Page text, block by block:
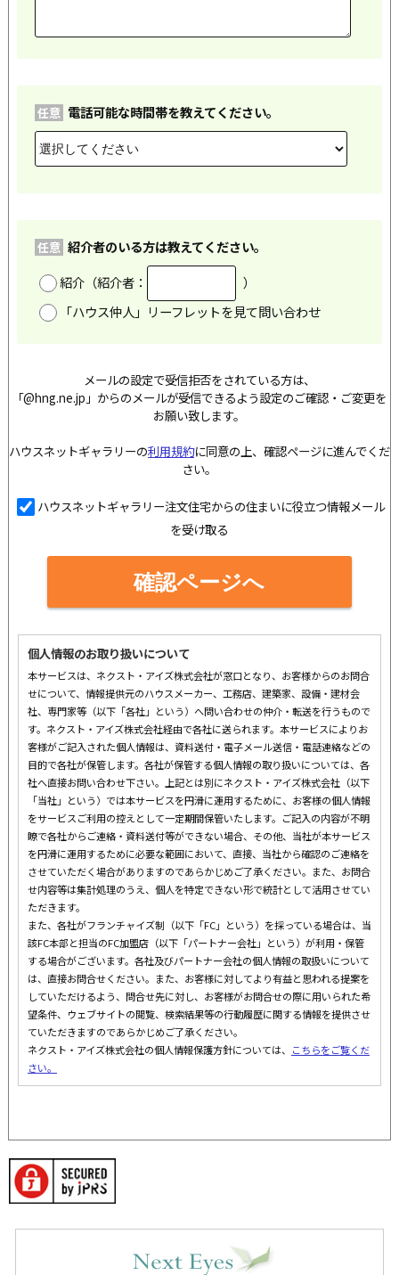
任意 電話可能な時間帯を教えてください。
任意 紹介者のいる方は教えてください。
紹介（紹介者：
）
「ハウス仲人」リーフレットを見て問い合わせ
メールの設定で受信拒否をされている方は、
「@hng.ne.jp」からのメールが受信できるよう設定のご確認・ご変更を
お願い致します。
ハウスネットギャラリーの利用規約に同意の上、確認ページに進んでくだ
さい。
ハウスネットギャラリー注文住宅からの住まいに役立つ情報メール
を受け取る
確認ページへ
個人情報のお取り扱いについて
本サービスは、ネクスト・アイズ株式会社が窓口となり、お客様からのお問合
せについて、情報提供元のハウスメーカー、工務店、建築家、設備・建材会
社、専門家等（以下「各社」という）へ問い合わせの仲介・転送を行うもので
す。ネクスト・アイズ株式会社経由で各社に送られます。本サービスによりお
客様がご記入された個人情報は、資料送付・電子メール送信・電話連絡などの
目的で各社が保管します。各社が保管する個人情報の取り扱いについては、各
社へ直接お問い合わせ下さい。上記とは別にネクスト・アイズ株式会社（以下
「当社」という）では本サービスを円滑に運用するために、お客様の個人情報
をサービスご利用の控えとして一定期間保管いたします。ご記入の内容が不明
瞭で各社からご連絡・資料送付等ができない場合、その他、当社が本サービス
を円滑に運用するために必要な範囲において、直接、当社から確認のご連絡を
させていただく場合がありますのであらかじめご了承ください。また、お問合
せ内容等は集計処理のうえ、個人を特定できない形で統計として活用させてい
ただきます。
また、各社がフランチャイズ制（以下「FC」という）を採っている場合は、当
該FC本部と担当のFC加盟店（以下「パートナー会社」という）が利用・保管
する場合がございます。各社及びパートナー会社の個人情報の取扱いについて
は、直接お問合せください。また、お客様に対してより有益と思われる提案を
していただけるよう、問合せ先に対し、お客様がお問合せの際に用いられた希
望条件、ウェブサイトの閲覧、検索結果等の行動履歴に関する情報を提供させ
ていただきますのであらかじめご了承ください。
ネクスト・アイズ株式会社の個人情報保護方針については、 こちらをご覧くだ
さい。